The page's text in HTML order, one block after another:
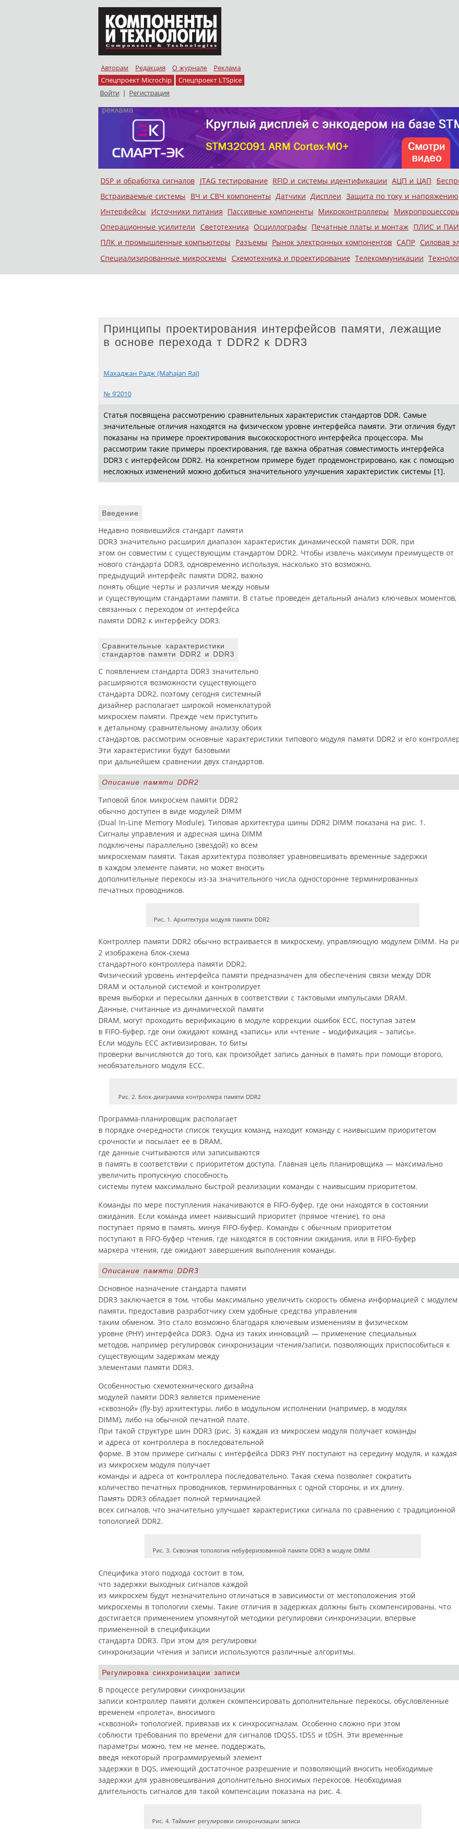
Авторам Редакция О журнале
Реклама
Спецпроект Microchip
Спецпроект LTSpice
Войти | Регистрация
Меню
Skip to content
DSP и обработка сигналов JTAG тестирование RFID и системы идентификации АЦП и ЦАП
Встраиваемые системы
ВЧ и СВЧ компоненты Датчики Дисплеи Защита по току и напряжению
Интерфейсы
Источники питания Пассивные компоненты Микроконтроллеры
Операционные усилители
Светотехника Осциллографы Печатные платы и монтаж ПЛИС и
ПЛК и промышленные компьютеры
Разъемы Рынок электронных компонентов САПР Силовая
Специализированные микросхемы
Схемотехника и проектирование Телекоммуникации
Принципы проектирования интерфейсов памяти, лежащие
в основе перехода т DDR2 к DDR3
Махаджан Радж (Mahajan Raj)
№ 9’2010
Статья посвящена рассмотрению сравнительных характеристик стандартов DDR. Самые
значительные отличия находятся на физическом уровне интерфейса памяти. Эти отличия будут
показаны на примере проектирования высокоскоростного интерфейса процессора. Мы
рассмотрим такие примеры проектирования, где важна обратная совместимость интерфейса
DDR3 с интерфейсом DDR2. На конкретном примере будет продемонстрировано, как с помощью
несложных изменений можно добиться значительного улучшения характеристик системы [1].
Введение
Недавно появившийся стандарт памяти
DDR3 значительно расширил диапазон характеристик динамической памяти DDR, при
этом он совместим с существующим стандартом DDR2. Чтобы извлечь максимум преимуществ от
нового стандарта DDR3, одновременно используя, насколько это возможно,
предыдущий интерфейс памяти DDR2, важно
понять общие черты и различия между новым
и существующим стандартами памяти. В статье проведен детальный анализ ключевых моментов,
связанных с переходом от интерфейса
памяти DDR2 к интерфейсу DDR3.
Сравнительные характеристики
стандартов памяти DDR2 и DDR3
С появлением стандарта DDR3 значительно
расширяются возможности существующего
стандарта DDR2, поэтому сегодня системный
дизайнер располагает широкой номенклатурой
микросхем памяти. Прежде чем приступить
к детальному сравнительному анализу обоих
стандартов, рассмотрим основные характеристики типового модуля памяти DDR2 и его
Эти характеристики будут базовыми
при дальнейшем сравнении двух стандартов.
Описание памяти DDR2
Типовой блок микросхем памяти DDR2
обычно доступен в виде модулей DIMM
(Dual In-Line Memory Module). Типовая архитектура шины DDR2 DIMM показана на рис. 1.
Сигналы управления и адресная шина DIMM
подключены параллельно (звездой) ко всем
микросхемам памяти. Такая архитектура позволяет уравновешивать временные задержки
в каждом элементе памяти, но может вносить
дополнительные перекосы из-за значительного числа односторонне терминированных
печатных проводников.
Рис. 1. Архитектура модуля памяти DDR2
Контроллер памяти DDR2 обычно встраивается в микросхему, управляющую модулем DIMM. На
2 изображена блок-схема
стандартного контроллера памяти DDR2.
Физический уровень интерфейса памяти предназначен для обеспечения связи между DDR
DRAM и остальной системой и контролирует
время выборки и пересылки данных в соответствии с тактовыми импульсами DRAM.
Данные, считанные из динамической памяти
DRAM, могут проходить верификацию в модуле коррекции ошибок ECC, поступая затем
в FIFO-буфер, где они ожидают команд «запись» или «чтение – модификация – запись».
Если модуль ЕСС активизирован, то биты
проверки вычисляются до того, как произойдет запись данных в память при помощи второго,
необязательного модуля ЕСС.
Рис. 2. Блок-диаграмма контроллера памяти DDR2
Программа-планировщик располагает
в порядке очередности список текущих команд, находит команду с наивысшим приоритетом
срочности и посылает ее в DRAM,
где данные считываются или записываются
в память в соответствии с приоритетом доступа. Главная цель планировщика — максимально
увеличить пропускную способность
системы путем максимально быстрой реализации команды с наивысшим приоритетом.
Команды по мере поступления накачиваются в FIFO-буфер, где они находятся в состоянии
ожидания. Если команда имеет наивысший приоритет (прямое чтение), то она
поступает прямо в память, минуя FIFO-буфер. Команды с обычным приоритетом
поступают в FIFO-буфер чтения, где находятся в состоянии ожидания, или в FIFO-буфер
маркера чтения, где ожидают завершения выполнения команды.
Описание памяти DDR3
Основное назначение стандарта памяти
DDR3 заключается в том, чтобы максимально увеличить скорость обмена информацией с модулем
памяти, предоставив разработчику схем удобные средства управления
таким обменом. Это стало возможно благодаря ключевым изменениям в физическом
уровне (PHY) интерфейса DDR3. Одна из таких инноваций — применение специальных
методов, например регулировок синхронизации чтения/записи, позволяющих приспособиться к
существующим задержкам между
элементами памяти DDR3.
Особенностью схемотехнического дизайна
модулей памяти DDR3 является применение
«сквозной» (fly-by) архитектуры, либо в модульном исполнении (например, в модулях
DIMM), либо на обычной печатной плате.
При такой структуре шин DDR3 (рис. 3) каждая из микросхем модуля получает команды
и адреса от контроллера в последовательной
форме. В этом примере сигналы с интерфейса DDR3 PHY поступают на середину модуля, и каждая
из микросхем модуля получает
команды и адреса от контроллера последовательно. Такая схема позволяет сократить
количество печатных проводников, терминированных с одной стороны, и их длину.
Память DDR3 обладает полной терминацией
всех сигналов, что значительно улучшает характеристики сигнала по сравнению с традиционной
топологией DDR2.
Рис. 3. Сквозная топология небуферизованной памяти DDR3 в модуле DIMM
Специфика этого подхода состоит в том,
что задержки выходных сигналов каждой
из микросхем будут незначительно отличаться в зависимости от местоположения этой
микросхемы в топологии схемы. Такие отличия в задержках должны быть скомпенсированы, что
достигается применением упомянутой методики регулировки синхронизации, впервые
примененной в спецификации
стандарта DDR3. При этом для регулировки
синхронизации чтения и записи используются различные алгоритмы.
Регулировка синхронизации записи
В процессе регулировки синхронизации
записи контроллер памяти должен скомпенсировать дополнительные перекосы, обусловленные
временем «пролета», вносимого
«сквозной» топологией, привязав их к синхросигналам. Особенно сложно при этом
соблюсти требования по времени для сигналов tDQSS, tDSS и tDSH. Эти временные
параметры можно, тем не менее, поддержать,
введя некоторый программируемый элемент
задержки в DQS, имеющий достаточное разрешение и позволяющий вносить необходимые
задержки для уравновешивания дополнительно вносимых перекосов. Необходимая
длительность сигналов для такой компенсации показана на рис. 4.
Рис. 4. Тайминг регулировки синхронизации записи